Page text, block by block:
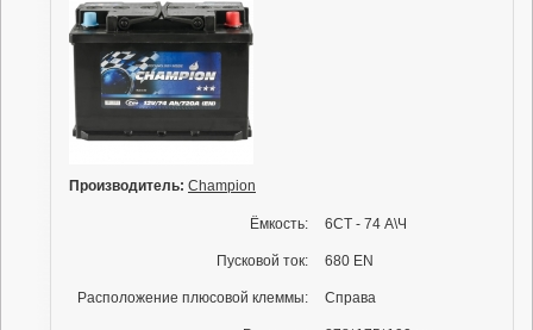
Производитель: Champion
Ёмкость: 6СТ - 74 А\Ч
Пусковой ток: 680 EN
Расположение плюсовой клеммы: Справа